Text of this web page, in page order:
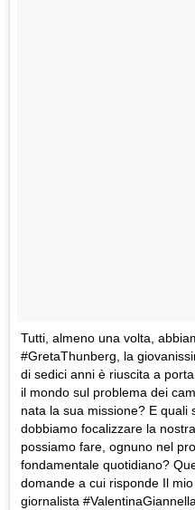
Tutti, almeno una volta,
#GretaThunberg, la
di sedici anni è riuscita a
il mondo sul problema dei
nata la sua missione? E quali
dobbiamo focalizzare la
possiamo fare, ognuno nel
fondamentale quotidiano?
domande a cui risponde Il
giornalista